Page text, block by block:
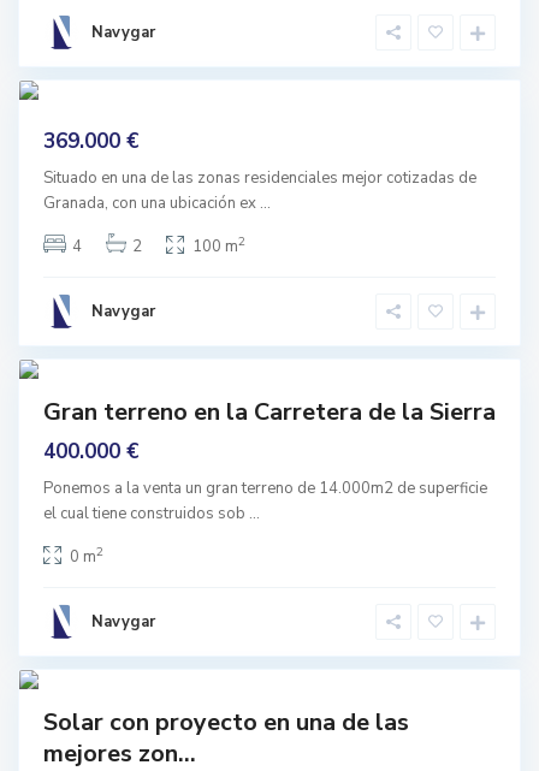
Navygar
a
d
a
369.000 €
Situado en una de las zonas residenciales mejor cotizadas de
Granada, con una ubicación ex ...
4
2 100 m2
Navygar
r
a
l
l
,
G
a
d
a
Gran terreno en la Carretera de la Sierra
400.000 €
Ponemos a la venta un gran terreno de 14.000m2 de superficie
el cual tiene construidos sob ...
0 m2
Navygar
l
s
r
a
l
,
G
a
d
a
Solar con proyecto en una de las
mejores zon...